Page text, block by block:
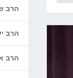
הרב
הרב
הרב